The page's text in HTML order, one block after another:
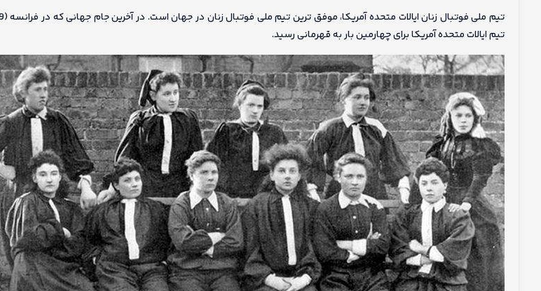
تیم ایالات متحده آمریکا برای چهارمین بار به قهرمانی رسید.